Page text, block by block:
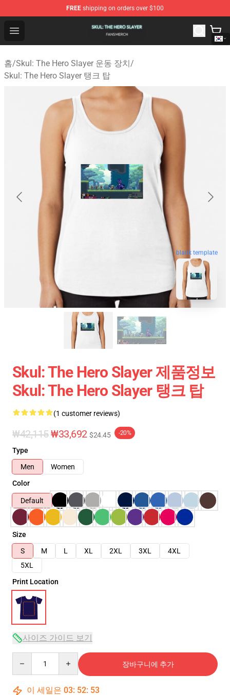
FREE shipping on orders over $100
Open menu
Skul: The Hero Slayer Shop - Official Skul: The Hero
홈/Skul: The Hero Slayer 운동 장치/
Skul: The Hero Slayer 탱크 탑
blank template
Skul: The Hero Slayer 제품정보
Skul: The Hero Slayer 탱크 탑
(1 customer reviews)
₩42,115₩33,692 $24.45 -20%
Type
Men
Women
Color
Default
Size
S
M L XL 2XL 3XL
4XL
5XL
Print Location
사이즈 가이드 보기
장바구니에 추가
이 세일은 03: 52: 53